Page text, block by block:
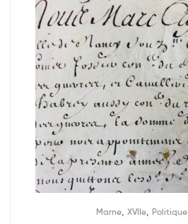
Marne, XVIIe, Politique